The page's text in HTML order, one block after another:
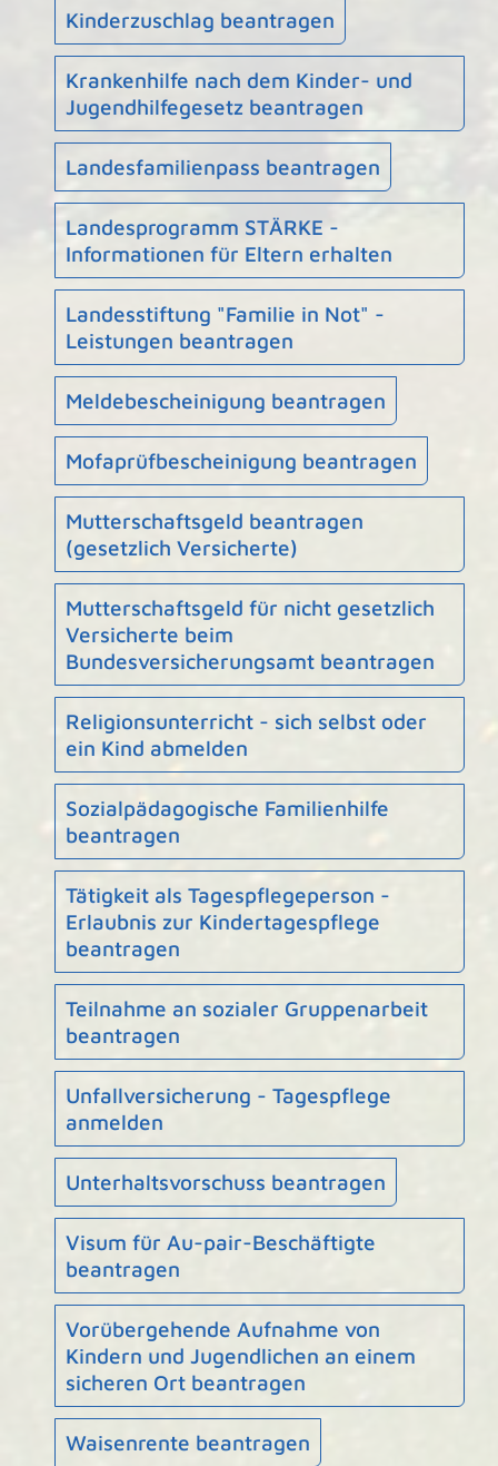
Kinderzuschlag beantragen
Krankenhilfe nach dem Kinder- und
Jugendhilfegesetz beantragen
Landesfamilienpass beantragen
Landesprogramm STÄRKE -
Informationen für Eltern erhalten
Landesstiftung "Familie in Not" -
Leistungen beantragen
Meldebescheinigung beantragen
Mofaprüfbescheinigung beantragen
Mutterschaftsgeld beantragen
(gesetzlich Versicherte)
Mutterschaftsgeld für nicht gesetzlich
Versicherte beim
Bundesversicherungsamt beantragen
Religionsunterricht - sich selbst oder
ein Kind abmelden
Sozialpädagogische Familienhilfe
beantragen
Tätigkeit als Tagespflegeperson -
Erlaubnis zur Kindertagespflege
beantragen
Teilnahme an sozialer Gruppenarbeit
beantragen
Unfallversicherung - Tagespflege
anmelden
Unterhaltsvorschuss beantragen
Visum für Au-pair-Beschäftigte
beantragen
Vorübergehende Aufnahme von
Kindern und Jugendlichen an einem
sicheren Ort beantragen
Waisenrente beantragen